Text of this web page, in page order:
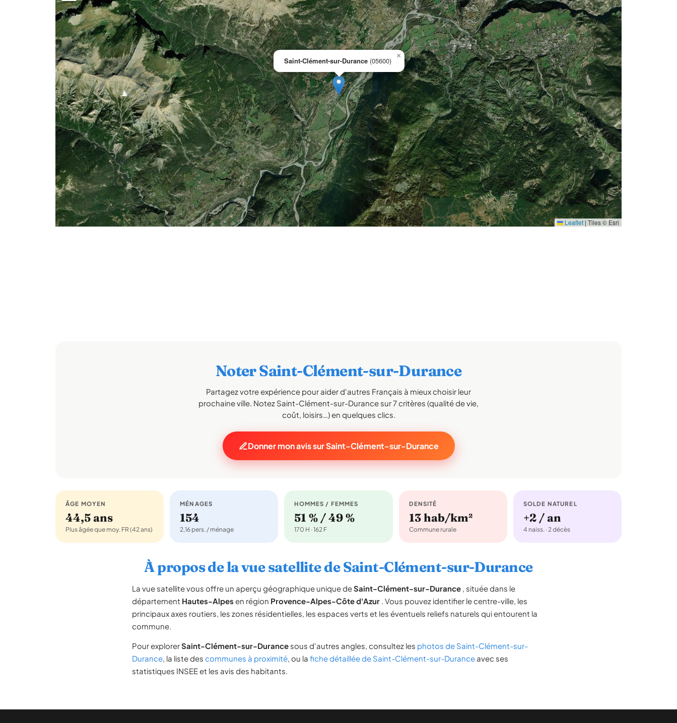
Saint-Clément-sur-Durance (05600)
×
Leaflet | Tiles © Esri
Noter Saint-Clément-sur-Durance
Partagez votre expérience pour aider d'autres Français à mieux choisir leur
prochaine ville. Notez Saint-Clément-sur-Durance sur 7 critères (qualité de vie,
coût, loisirs…) en quelques clics.
Donner mon avis sur Saint-Clément-sur-Durance
ÂGE MOYEN
44,5 ans
Plus âgée que moy. FR (42 ans)
MÉNAGES
154
2,16 pers. / ménage
HOMMES / FEMMES
51 % / 49 %
170 H · 162 F
DENSITÉ
13 hab/km²
Commune rurale
SOLDE NATUREL
+2 / an
4 naiss. · 2 décès
À propos de la vue satellite de Saint-Clément-sur-Durance
La vue satellite vous offre un aperçu géographique unique deSaint-Clément-sur-Durance , située dans le
département Hautes-Alpes en région Provence-Alpes-Côte d'Azur . Vous pouvez identifier le centre-ville, les
principaux axes routiers, les zones résidentielles, les espaces verts et les éventuels reliefs naturels qui entourent la
commune.
Pour explorerSaint-Clément-sur-Durance sous d'autres angles, consultez les photos de Saint-Clément-sur-
Durance, la liste des communes à proximité, ou la fiche détaillée de Saint-Clément-sur-Durance avec ses
statistiques INSEE et les avis des habitants.